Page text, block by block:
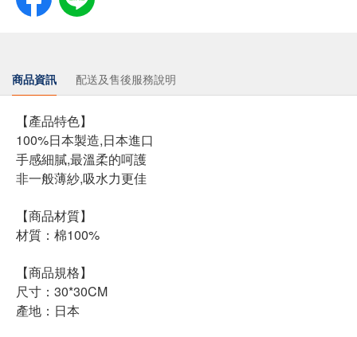
商品資訊 配送及售後服務說明
【產品特色】
100%日本製造,日本進口
手感細膩,最溫柔的呵護
非一般薄紗,吸水力更佳
【商品材質】
材質：棉100%
【商品規格】
尺寸：30*30CM
產地：日本